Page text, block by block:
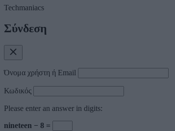
Techmaniacs
Σύνδεση
Όνομα χρήστη ή Email
Κωδικός
Please enter an answer in digits:
nineteen − 8 =